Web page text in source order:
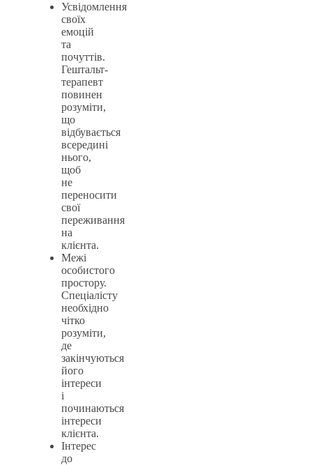
Усвідомлення
своїх
емоцій
та
почуттів.
Гештальт-
терапевт
повинен
розуміти,
що
відбувається
всередині
нього,
щоб
не
переносити
свої
переживання
на
клієнта.
Межі
особистого
простору.
Спеціалісту
необхідно
чітко
розуміти,
де
закінчуються
його
інтереси
і
починаються
інтереси
клієнта.
Інтерес
до